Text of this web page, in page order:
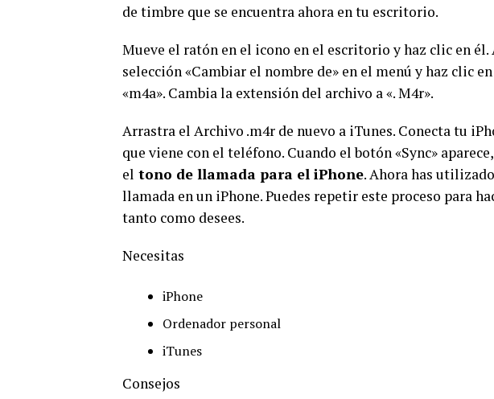
de timbre que se encuentra ahora en tu escritorio.
Mueve el ratón en el icono en el escritorio y haz clic en él.
selección «Cambiar el nombre de» en el menú y haz clic
«m4a». Cambia la extensión del archivo a «. M4r».
Arrastra el Archivo .m4r de nuevo a iTunes. Conecta tu
que viene con el teléfono. Cuando el botón «Sync»
el tono de llamada para el iPhone. Ahora has
llamada en un iPhone. Puedes repetir este proceso para
tanto como desees.
Necesitas
iPhone
Ordenador personal
iTunes
Consejos